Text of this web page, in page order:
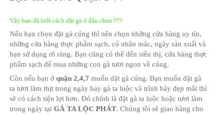
Với thời đại bây giờ, thì việc có một con gà cúng rất
Khi xưa bạn phải bắt gà , mầm thịt và luộc mất cả
bị xong mâm cúng. Và rồi các dịch vụ về gà mọc ra,
luộc gà sẵn chỉ cần lại mua và dem về cúng.
Và gần đây hơn là dịch vụ giao hàng tận nơi. Thế là
gà luộc cúng được làm sẵn, luộc sẵn, trình bày đẹp
tới.